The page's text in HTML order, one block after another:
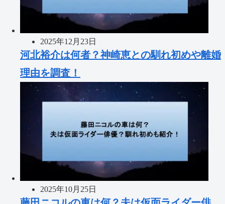
2025年12月23日
河北裕介は何者？神崎恵との馴れ初めや離婚
理由を調査！
2025年10月25日